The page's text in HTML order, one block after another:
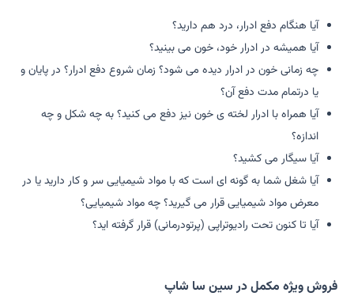
آیا هنگام دفع ادرار، درد هم دارید؟
آیا همیشه در ادرار خود، خون می بینید؟
چه زمانی خون در ادرار دیده می شود؟ زمان شروع دفع ادرار؟ در پایان و
یا درتمام مدت دفع آن؟
آیا همراه با ادرار لخته ی خون نیز دفع می کنید؟ به چه شکل و چه
اندازه؟
آیا سیگار می کشید؟
آیا شغل شما به گونه ای است که با مواد شیمیایی سر و کار دارید یا در
معرض مواد شیمیایی قرار می گیرید؟ چه مواد شیمیایی؟
آیا تا کنون تحت رادیوتراپی (پرتودرمانی) قرار گرفته اید؟
فروش ویژه مکمل در سین سا شاپ